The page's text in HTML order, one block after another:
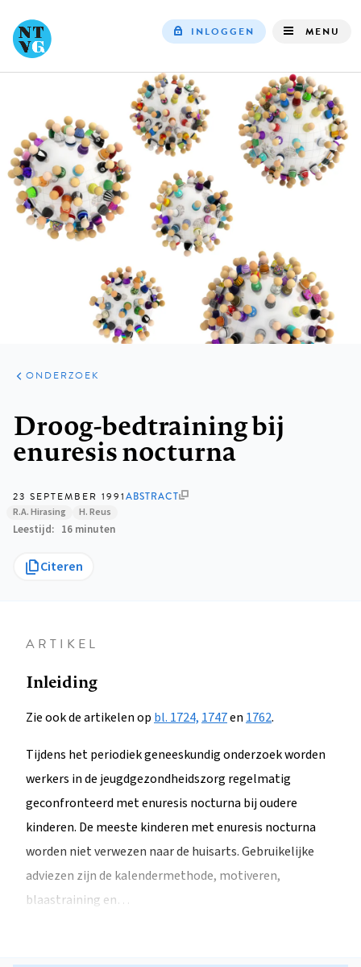
navigation
INLOGGEN MENU
ARTIKELEN
ONDERZOEK
ONDERZOEK
Droog-bedtraining bij
enuresis nocturna
23 SEPTEMBER 1991ABSTRACT
R.A. Hirasing
H. Reus
Leestijd 16 minuten
Citeren
ARTIKEL
Inleiding
Zie ook de artikelen op bl. 1724, 1747en1762.
Tijdens het periodiek geneeskundig onderzoek worden
werkers in de jeugdgezondheidszorg regelmatig
geconfronteerd met enuresis nocturna bij oudere
kinderen. De meeste kinderen met enuresis nocturna
worden niet verwezen naar de huisarts. Gebruikelijke
adviezen zijn de kalendermethode, motiveren,
blaastraining en…